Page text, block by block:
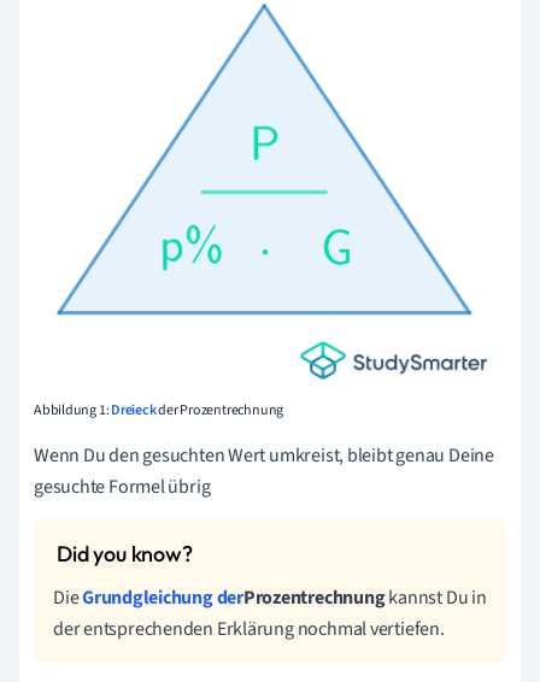
Abbildung 1:Dreieckder Prozentrechnung
Wenn Du den gesuchten Wert umkreist, bleibt genau Deine
gesuchte Formel übrig
DieGrundgleichung derProzentrechnungkannst Du in
der entsprechenden Erklärung nochmal vertiefen.